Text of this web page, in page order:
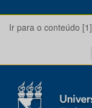
Ir para o conteúdo [1]